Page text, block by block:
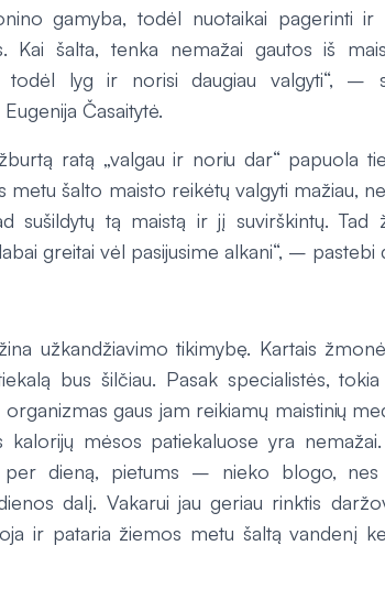
gamyba, todėl nuotaikai pagerinti ir
Kai šalta, tenka nemažai gautos iš
todėl lyg ir norisi daugiau valgyti“, –
Časaitytė.
ratą „valgau ir noriu dar“ papuola
metu šalto maisto reikėtų valgyti mažiau,
sušildytų tą maistą ir jį suvirškintų. Tad
greitai vėl pasijusime alkani“, – pastebi
užkandžiavimo tikimybę. Kartais
bus šilčiau. Pasak specialistės,
gaus jam reikiamų maistinių
mėsos patiekaluose yra
per dieną, pietums – nieko blogo,
dalį. Vakarui jau geriau rinktis
ir pataria žiemos metu šaltą vandenį